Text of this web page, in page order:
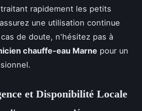
rapidement les petits
une utilisation continue
de doute, n'hésitez pas à
chauffe-eau Marne pour un
et Disponibilité Locale